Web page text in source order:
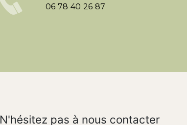
06 78 40 26 87
N'hésitez pas à nous contacter